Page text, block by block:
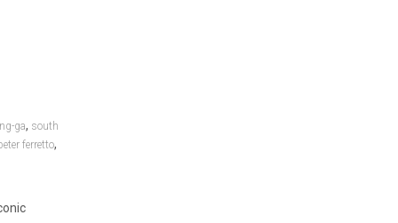
ga, south
ferretto,